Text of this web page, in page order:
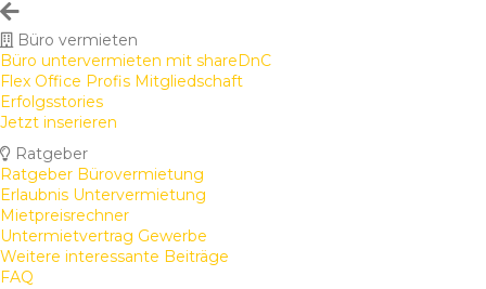
Büro vermieten
Büro untervermieten mit shareDnC
Flex Office Profis Mitgliedschaft
Erfolgsstories
Jetzt inserieren
Ratgeber
Ratgeber Bürovermietung
Erlaubnis Untervermietung
Mietpreisrechner
Untermietvertrag Gewerbe
Weitere interessante Beiträge
FAQ